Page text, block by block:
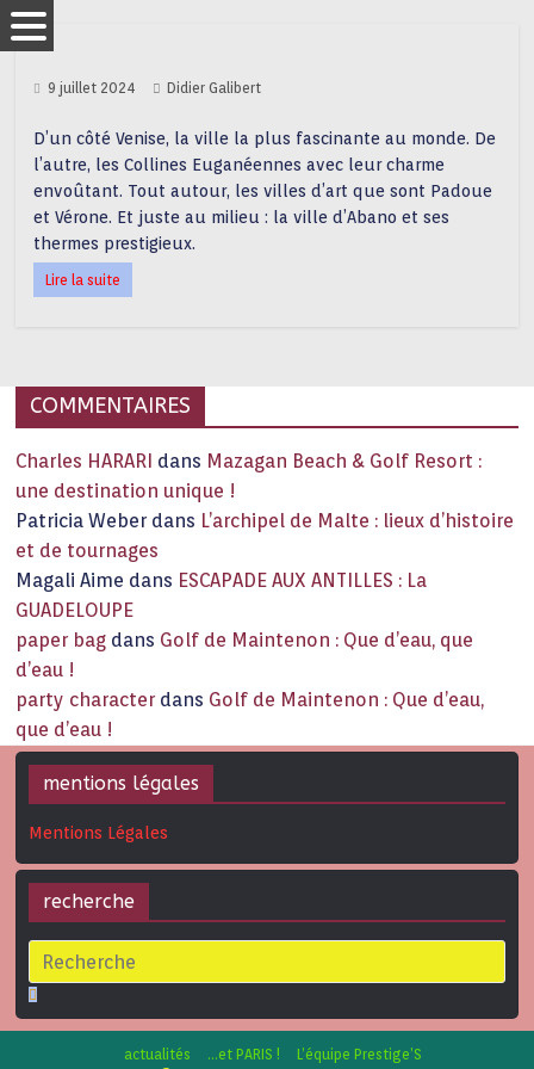
9 juillet 2024 Didier Galibert
D’un côté Venise, la ville la plus fascinante au monde. De
l’autre, les Collines Euganéennes avec leur charme
envoûtant. Tout autour, les villes d’art que sont Padoue
et Vérone. Et juste au milieu : la ville d’Abano et ses
thermes prestigieux.
Lire la suite
COMMENTAIRES
Charles HARARI dans Mazagan Beach & Golf Resort :
une destination unique !
Patricia Weber dans L’archipel de Malte : lieux d’histoire
et de tournages
Magali Aime dans ESCAPADE AUX ANTILLES : La
GUADELOUPE
paper bag dans Golf de Maintenon : Que d’eau, que
d’eau !
party character dans Golf de Maintenon : Que d’eau,
que d’eau !
mentions légales
Mentions Légales
recherche
actualités …et PARIS ! L’équipe Prestige’S